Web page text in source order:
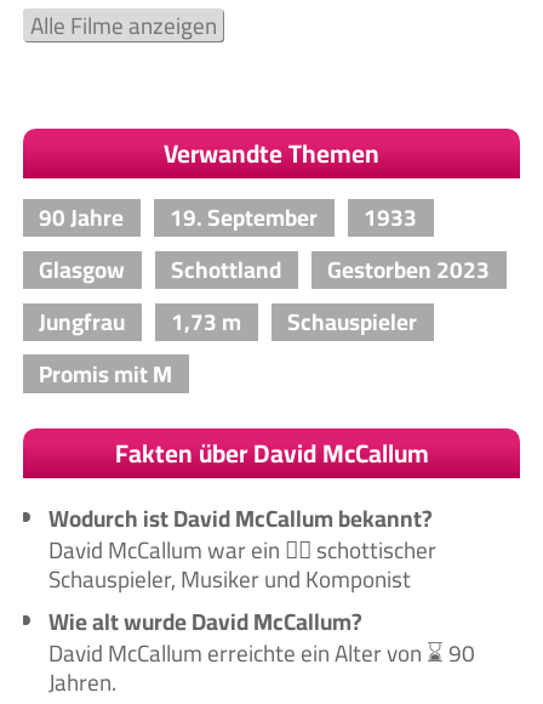
Alle Filme anzeigen
Verwandte Themen
90 Jahre 19. September
1933
Glasgow
Schottland
Gestorben 2023
Jungfrau
1,73 m
Schauspieler
Promis mit M
Fakten über David McCallum
Wodurch ist David McCallum bekannt?
David McCallum war ein 🙋‍♂️ schottischer
Schauspieler, Musiker und Komponist
Wie alt wurde David McCallum?
David McCallum erreichte ein Alter von ⌛ 90
Jahren.